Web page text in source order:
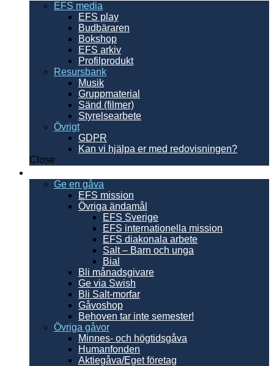
EFS media
EFS play
Budbäraren
Bokshop
EFS arkiv
Profilprodukt
Resursbank
Musik
Gruppmaterial
Sänd (filmer)
Styrelsearbete
Övrigt
GDPR
Kan vi hjälpa er med redovisningen?
Close
Ge en gåva
EFS mission
Övriga ändamål
EFS Sverige
EFS internationella mission
EFS diakonala arbete
Salt – Barn och unga
Bial
Bli månadsgivare
Ge via Swish
Bli Salt-morfar
Gåvoshop
Behoven tar inte semester!
Övriga gåvor
Minnes- och högtidsgåva
Humanfonden
Aktiegåva/Eget företag